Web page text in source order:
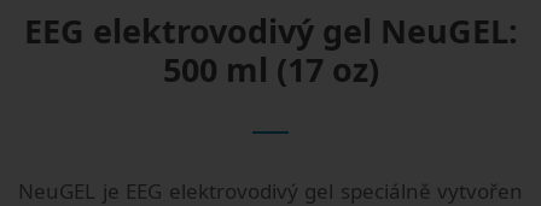
EEG elektrovodivý gel NeuGEL:
500 ml (17 oz)
NeuGEL je EEG elektrovodivý gel speciálně vytvořen